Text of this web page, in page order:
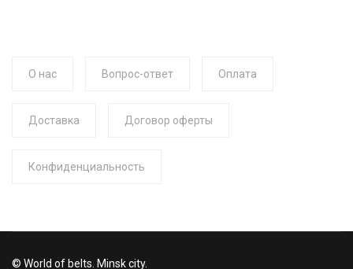
О нас Вопрос-ответ Оплата
Доставка Договор оферты
Конфиденциальность
© World of belts. Minsk city.